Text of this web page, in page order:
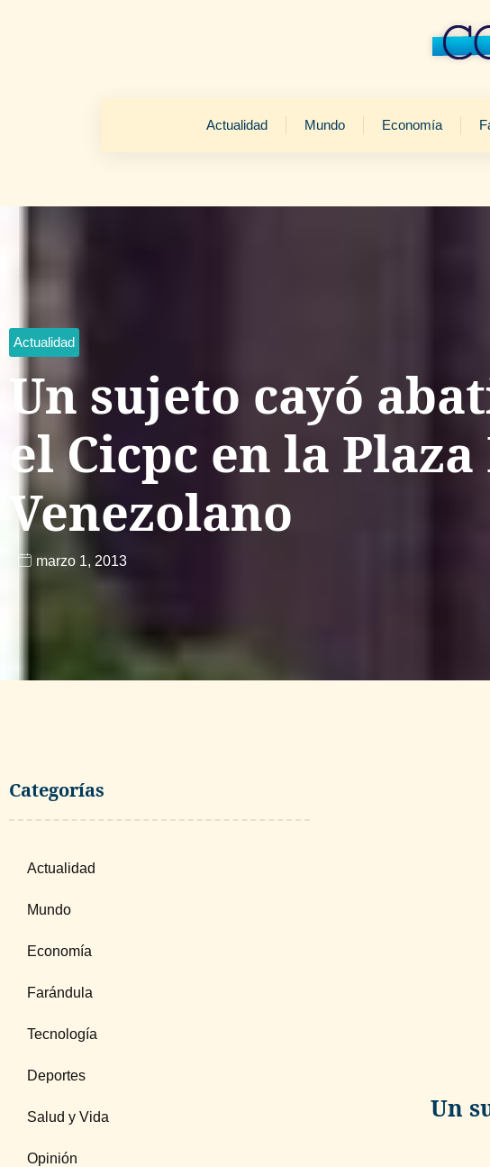
Actualidad Mundo Economía
Actualidad
Un sujeto cayó
el Cicpc en la Plaza
Venezolano
marzo 1, 2013
Categorías
Actualidad
Mundo
Economía
Farándula
Tecnología
Deportes
Salud y Vida
Opinión
Un